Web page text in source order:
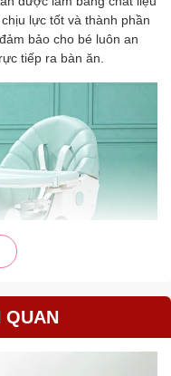
lực tốt và thành phần
bảo cho bé luôn an
tiếp ra bàn ăn.
QUAN